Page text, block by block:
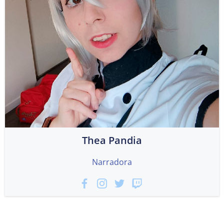
Thea Pandia
Narradora